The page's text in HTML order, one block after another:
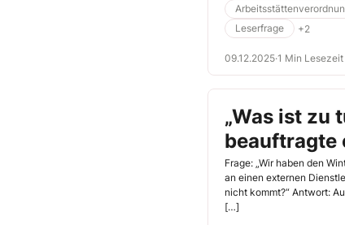
Leserfrage
+2
09.12.2025·1 Min Lesezeit
„Was ist zu
beauftragte
Frage: „Wir haben den
an einen externen
nicht kommt?“ Antwort:
[…]